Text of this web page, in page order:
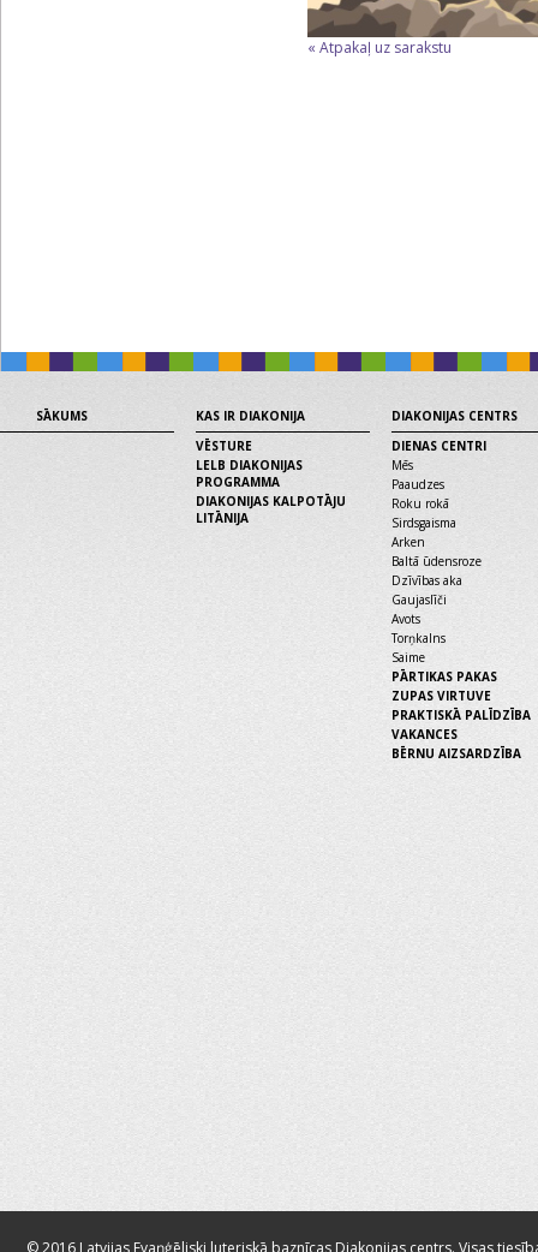
« Atpakaļ uz sarakstu
SĀKUMS
KAS IR DIAKONIJA
VĒSTURE
LELB DIAKONIJAS
PROGRAMMA
DIAKONIJAS KALPOTĀJU
LITĀNIJA
DIAKONIJAS CENTRS
DIENAS CENTRI
Mēs
Paaudzes
Roku rokā
Sirdsgaisma
Arken
Baltā ūdensroze
Dzīvības aka
Gaujaslīči
Avots
Torņkalns
Saime
PĀRTIKAS PAKAS
ZUPAS VIRTUVE
PRAKTISKĀ PALĪDZĪBA
VAKANCES
BĒRNU AIZSARDZĪBA
© 2016 Latvijas Evaņģēliski luteriskā baznīcas Diakonijas centrs. Visas